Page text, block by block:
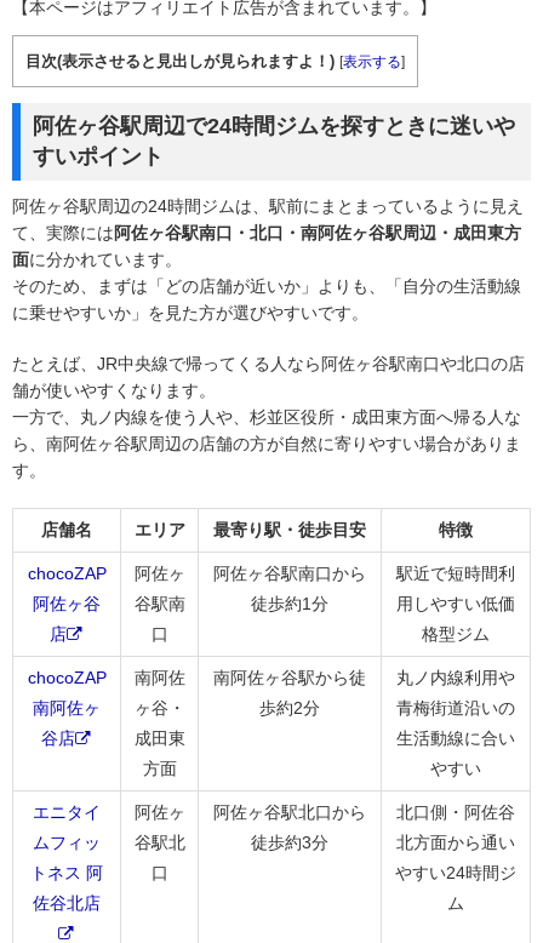
【本ページはアフィリエイト広告が含まれています。】
目次(表示させると見出しが見られますよ！) [表示する]
阿佐ヶ谷駅周辺で24時間ジムを探すときに迷いや
すいポイント
阿佐ヶ谷駅周辺の24時間ジムは、駅前にまとまっているように見え
て、実際には阿佐ヶ谷駅南口・北口・南阿佐ヶ谷駅周辺・成田東方
面に分かれています。
そのため、まずは「どの店舗が近いか」よりも、「自分の生活動線
に乗せやすいか」を見た方が選びやすいです。
たとえば、JR中央線で帰ってくる人なら阿佐ヶ谷駅南口や北口の店
舗が使いやすくなります。
一方で、丸ノ内線を使う人や、杉並区役所・成田東方面へ帰る人な
ら、南阿佐ヶ谷駅周辺の店舗の方が自然に寄りやすい場合がありま
す。
店舗名 エリア 最寄り駅・徒歩目安 特徴
chocoZAP
阿佐ヶ谷
店
阿佐ヶ
谷駅南
口
阿佐ヶ谷駅南口から
徒歩約1分
駅近で短時間利
用しやすい低価
格型ジム
chocoZAP
南阿佐ヶ
谷店
南阿佐
ヶ谷・
成田東
方面
南阿佐ヶ谷駅から徒
歩約2分
丸ノ内線利用や
青梅街道沿いの
生活動線に合い
やすい
エニタイ
ムフィッ
トネス 阿
佐谷北店
阿佐ヶ
谷駅北
口
阿佐ヶ谷駅北口から
徒歩約3分
北口側・阿佐谷
北方面から通い
やすい24時間ジ
ム